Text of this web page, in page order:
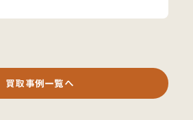
買取事例一覧へ